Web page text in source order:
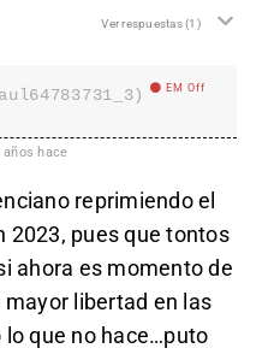
Ver respuestas(1)
EM Off
años hace
reprimiendo el
2023, pues que tontos
ahora es momento de
libertad en las
que no hace…puto